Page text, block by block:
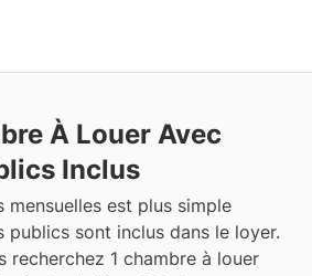
À Louer Avec
Inclus
mensuelles est plus simple
publics sont inclus dans le loyer.
recherchez 1 chambre à louer